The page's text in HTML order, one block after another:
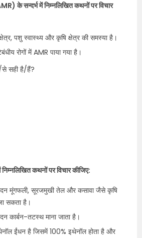
के सन्दर्भ में निम्नलिखित कथनों पर विचार
पशु स्वास्थ्य और कृषि क्षेत्र की समस्या है।
रोगों में AMR पाया गया है।
से सही है/हैं?
कथनों पर विचार कीजिए:
मूंगफली, सूरजमुखी तेल और कसावा जैसे कृषि
सकता है।
कार्बन-तटस्थ माना जाता है।
ईंधन है जिसमें 100% इथेनॉल होता है और